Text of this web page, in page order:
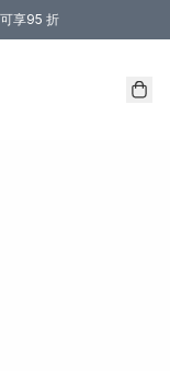
享95 折